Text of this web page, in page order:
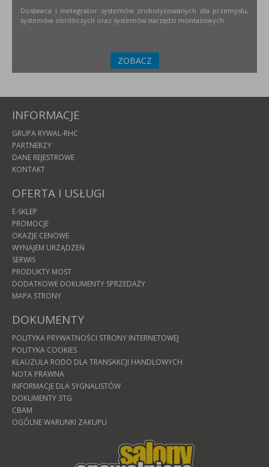
Dostawca i inetegrator systemów zrobotyzowanych dla przemysłu,
systemów obróbczych oraz systemów narzędzi montażowych.
ZOBACZ
INFORMACJE
GRUPA RYWAL-RHC
PARTNERZY
DANE REJESTROWE
KONTAKT
OFERTA I USŁUGI
E-SKLEP
PROMOCJE
OKAZJE CENOWE
WYNAJEM URZĄDZEŃ
SERWIS
PRODUKTY MOST
DODATKOWE DOKUMENTY SPRZEDAŻY
MAPA STRONY
DOKUMENTY
POLITYKA PRYWATNOŚCI STRONY INTERNETOWEJ
POLITYKA COOKIES
KLAUZULA RODO DLA TRANSAKCJI HANDLOWYCH
NOTA PRAWNA
INFORMACJE DLA SYGNALISTÓW
DOKUMENTY 3TG
CBAM
OGÓLNE WARUNKI ZAKUPU